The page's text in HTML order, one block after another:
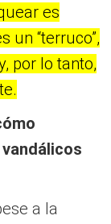
es
un “terruco”,
por lo tanto,
a la